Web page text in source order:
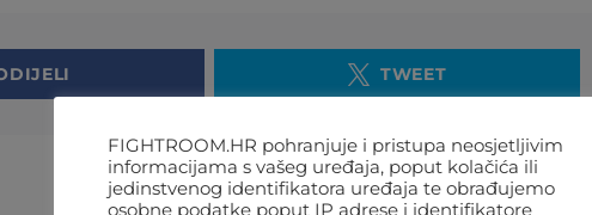
TWEET
SLJEDEĆI ČLANAK
FIGHTROOM.HR pohranjuje i pristupa neosjetljivim
informacijama s vašeg uređaja, poput kolačića ili
jedinstvenog identifikatora uređaja te obrađujemo
osobne podatke poput IP adrese i identifikatore